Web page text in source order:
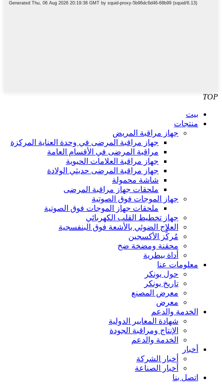
TOP
بيت
منتجات
جهاز مراقبة المريض
جهاز مراقبة المرضى في وحدة العناية المركزة
مراقبة المرضى في الأقسام العامة
جهاز مراقبة العلامات الحيوية
جهاز مراقبة المرضى حديثي الولادة
شاشة محمولة
ملحقات جهاز مراقبة المرضى
جهاز الموجات فوق الصوتية
ملحقات جهاز الموجات فوق الصوتية
جهاز تخطيط القلب الكهربائي
العلاج الضوئي بالأشعة فوق البنفسجية
مُركِّز الأكسجين
محقنة ومضخة ضخ
أداة بيطرية
معلومات عنا
حول يونكر
تاريخ يونكر
معرض المصنع
معرض
الخدمة والدعم
شهادة المعايير الدولية
الإنتاج ومراقبة الجودة
الخدمة والدعم
أخبار
أخبار الشركة
أخبار الصناعة
اتصل بنا